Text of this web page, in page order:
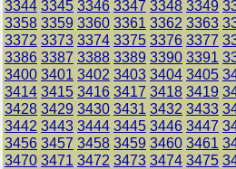
3344 3345 3346 3347 3348 3349
3358 3359 3360 3361 3362 3363
3372 3373 3374 3375 3376 3377
3386 3387 3388 3389 3390 3391
3400 3401 3402 3403 3404 3405
3414 3415 3416 3417 3418 3419
3428 3429 3430 3431 3432 3433
3442 3443 3444 3445 3446 3447
3456 3457 3458 3459 3460 3461
3470 3471 3472 3473 3474 3475